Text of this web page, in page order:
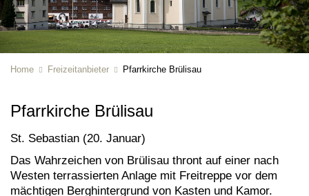
Home Freizeitanbieter Pfarrkirche Brülisau
Pfarrkirche Brülisau
St. Sebastian (20. Januar)
Das Wahrzeichen von Brülisau thront auf einer nach
Westen terrassierten Anlage mit Freitreppe vor dem
mächtigen Berghintergrund von Kasten und Kamor.